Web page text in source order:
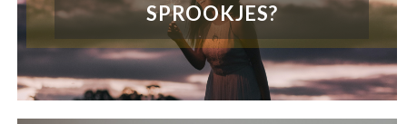
SPROOKJES?